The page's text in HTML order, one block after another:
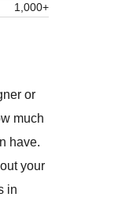
1,000+
or
much
have.
your
in